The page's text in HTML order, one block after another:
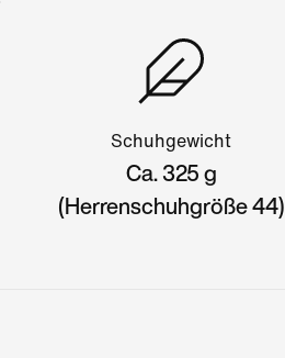
Schuhgewicht
Ca. 325 g
(Herrenschuhgröße 44)